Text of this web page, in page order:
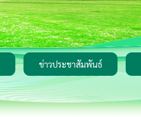
ข่าวประชาสัมพันธ์